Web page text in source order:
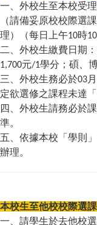
一、外校生至本校受
（請備妥原校校際選
理）（每日上午10時10
二、外校生繳費日期
1,700元/1學分；碩、
三、外校生務必於03月
定欲選修之課程未達
四、 外校生請務必於
準。
五、 依據本校「學則
辦理。
本校生至他校校際選
一、請學生於去他校